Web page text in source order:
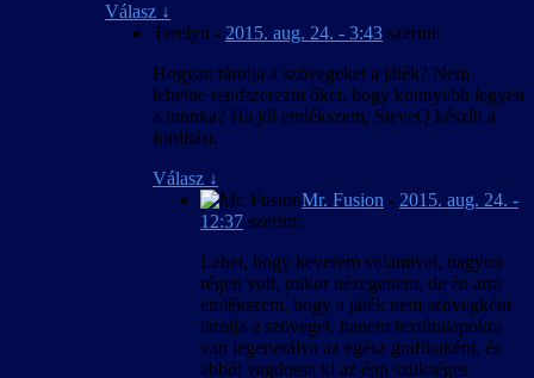
Válasz ↓
Terelyn - 2015. aug. 24. - 3:43 szerint:
Hogyan tárolja a szövegeket a játék? Nem
lehetne rendszerezni őket, hogy könnyebb legyen
a munka? Ha jól emlékszem, SteveQ készíti a
fordítást.
Válasz ↓
Mr. Fusion - 2015. aug. 24. -
12:37 szerint:
Lehet, hogy keverem valamivel, nagyon
régen volt, mikor nézegettem, de én arra
emlékszem, hogy a játék nem szövegként
tárolja a szöveget, hanem textúralapokra
van legenerálva az egész grafikaként, és
abból vagdossa ki az épp szükséges